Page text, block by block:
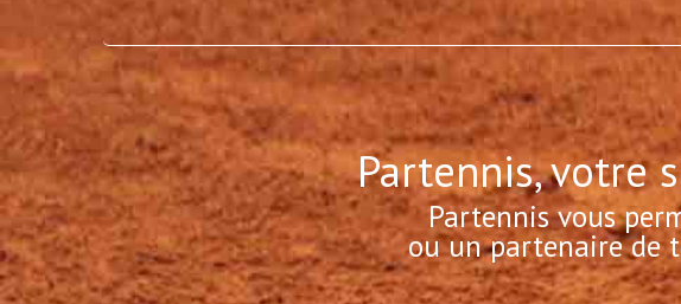
Partennis, votre
Partennis vous
ou un partenaire de